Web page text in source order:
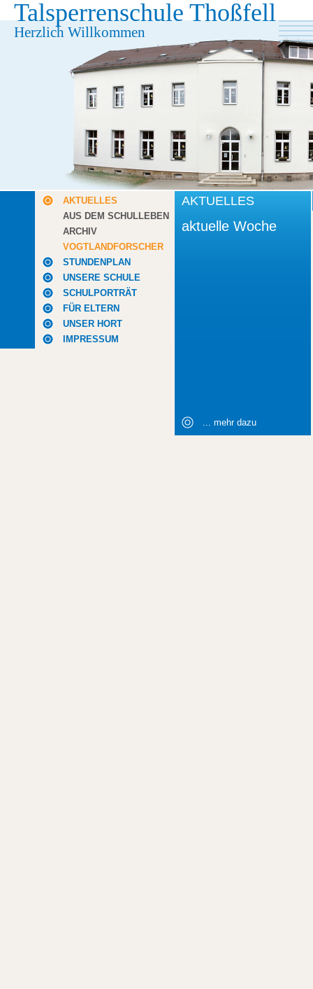
Talsperrenschule Thoßfell
Herzlich Willkommen
AKTUELLES
AUS DEM SCHULLEBEN
ARCHIV
VOGTLANDFORSCHER
STUNDENPLAN
UNSERE SCHULE
SCHULPORTRÄT
FÜR ELTERN
UNSER HORT
IMPRESSUM
AKTUELLES
aktuelle Woche
... mehr dazu